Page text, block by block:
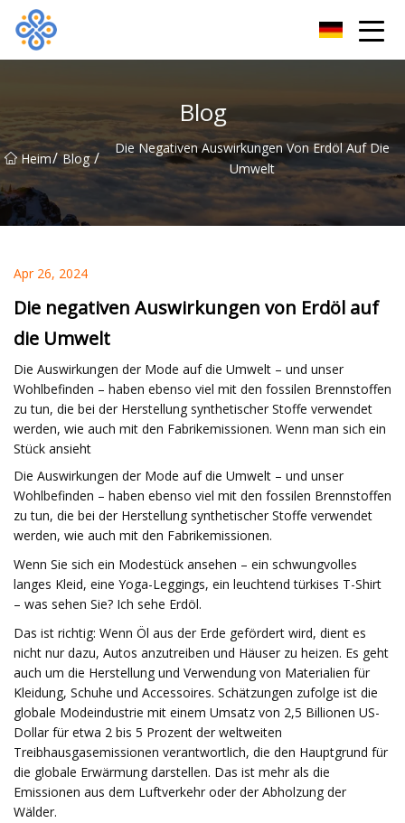
Blog
Heim/ Blog /
Die Negativen Auswirkungen Von Erdöl Auf Die
Umwelt
Apr 26, 2024
Die negativen Auswirkungen von Erdöl auf
die Umwelt
Die Auswirkungen der Mode auf die Umwelt – und unser
Wohlbefinden – haben ebenso viel mit den fossilen Brennstoffen
zu tun, die bei der Herstellung synthetischer Stoffe verwendet
werden, wie auch mit den Fabrikemissionen. Wenn man sich ein
Stück ansieht
Die Auswirkungen der Mode auf die Umwelt – und unser
Wohlbefinden – haben ebenso viel mit den fossilen Brennstoffen
zu tun, die bei der Herstellung synthetischer Stoffe verwendet
werden, wie auch mit den Fabrikemissionen.
Wenn Sie sich ein Modestück ansehen – ein schwungvolles
langes Kleid, eine Yoga-Leggings, ein leuchtend türkises T-Shirt
– was sehen Sie? Ich sehe Erdöl.
Das ist richtig: Wenn Öl aus der Erde gefördert wird, dient es
nicht nur dazu, Autos anzutreiben und Häuser zu heizen. Es geht
auch um die Herstellung und Verwendung von Materialien für
Kleidung, Schuhe und Accessoires. Schätzungen zufolge ist die
globale Modeindustrie mit einem Umsatz von 2,5 Billionen US-
Dollar für etwa 2 bis 5 Prozent der weltweiten
Treibhausgasemissionen verantwortlich, die den Hauptgrund für
die globale Erwärmung darstellen. Das ist mehr als die
Emissionen aus dem Luftverkehr oder der Abholzung der
Wälder.